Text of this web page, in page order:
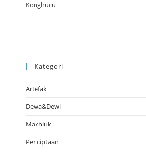
Konghucu
Kategori
Artefak
Dewa&Dewi
Makhluk
Penciptaan